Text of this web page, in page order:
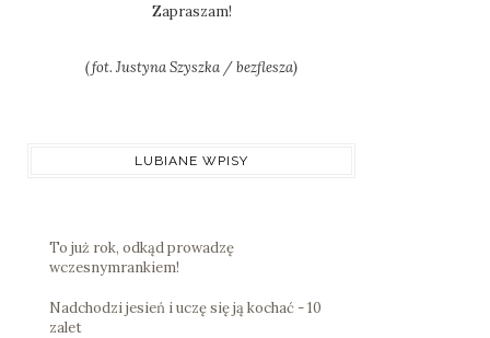
Zapraszam!
(fot. Justyna Szyszka / bezflesza)
LUBIANE WPISY
To już rok, odkąd prowadzę
wczesnymrankiem!
Nadchodzi jesień i uczę się ją kochać - 10
zalet